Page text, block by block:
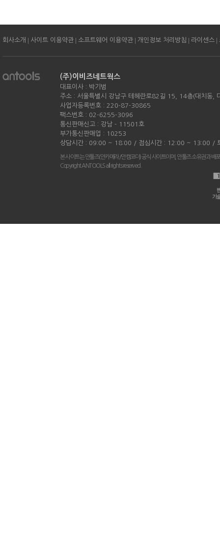
회사소개 | 사이트 이용약관 | 소프트웨어 이용약관 | 개인정보 처리방침 | 라이센스 |
(주)이비즈네트웍스
대표이사 : 박기범
주소 : 서울특별시 강남구 테헤란로82길 15, 14층(대치동,
사업자등록번호 : 220-87-30865
팩스번호 : 02-6255-3096
통신판매신고 : 강남 - 11501호
부가통신판매업 : 10253
상담시간 : 09:00 ~ 18:00 / 점심시간 : 12:00 ~ 13:00 /
본 사이트는 안툴즈(안카메라/안캠코더) 공식 사이트이며, 안툴즈 소유권과 배
Copyright ANTOOLS all rights reserved.